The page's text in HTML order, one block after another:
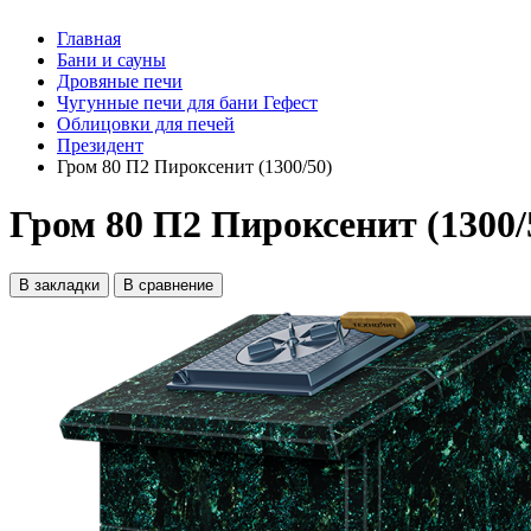
Главная
Бани и сауны
Дровяные печи
Чугунные печи для бани Гефест
Облицовки для печей
Президент
Гром 80 П2 Пироксенит (1300/50)
Гром 80 П2 Пироксенит
В закладки В сравнение